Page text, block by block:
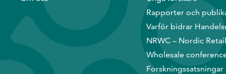
Rapporter och
Varför bidrar
NRWC – Nordic
Wholesale
Forskningssatsningar